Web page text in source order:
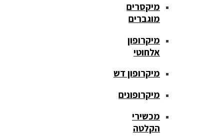
מיקסרים
מוגברים
מיקרופון
אלחוטי
מיקרופון דש
מיקרופונים
מכשירי
הקלטה